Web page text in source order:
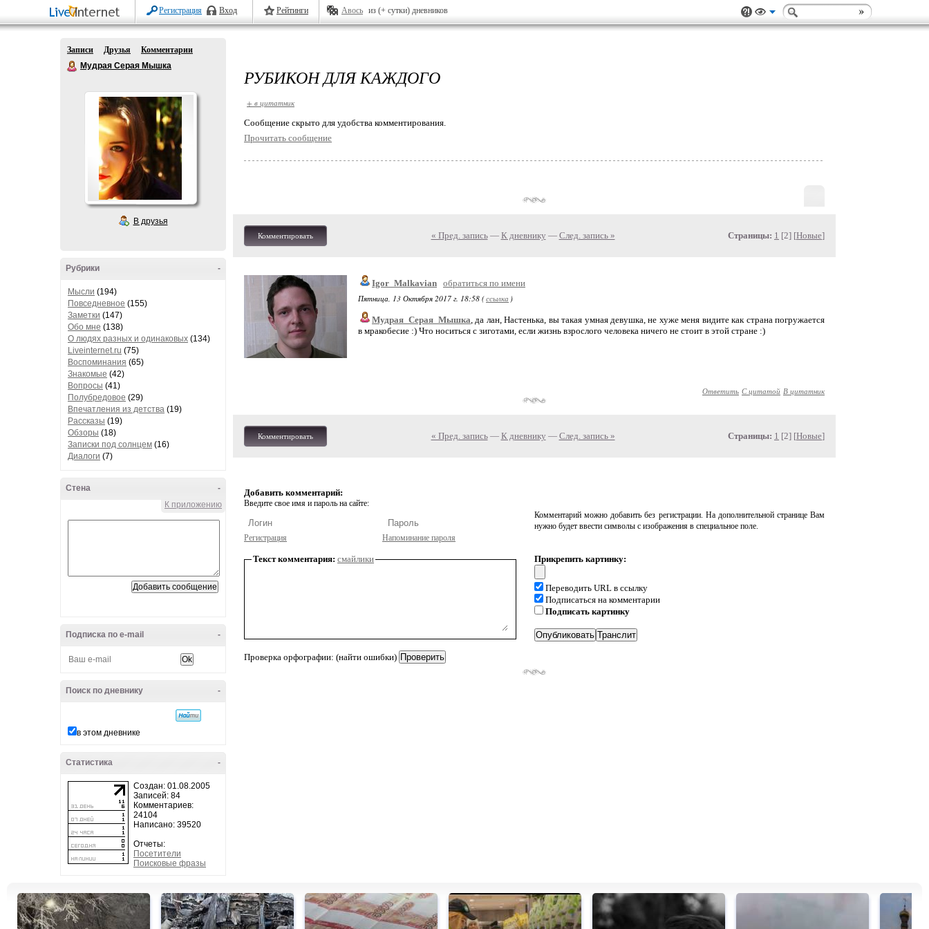
Регистрация Вход Рейтинги Авось из (+ сутки) дневников
Записи Друзья
Комментарии
Мудрая Серая Мышка
В друзья
-
Рубрики
Мысли (194)
Повседневное (155)
Заметки (147)
Обо мне (138)
О людях разных и одинаковых (134)
Liveinternet.ru (75)
Воспоминания (65)
Знакомые (42)
Вопросы (41)
Полубредовое (29)
Впечатления из детства (19)
Рассказы (19)
Обзоры (18)
Записки под солнцем (16)
Диалоги (7)
-
Стена
К приложению
-
Подписка по e-mail
-
Поиск по дневнику
в этом дневнике
-
Статистика
Создан: 01.08.2005
Записей: 84
Комментариев:
24104
Написано: 39520
Отчеты:
Посетители
Поисковые фразы
РУБИКОН ДЛЯ КАЖДОГО
+ в цитатник
Cообщение скрыто для удобства комментирования.
Прочитать сообщение
Комментировать « Пред. запись— К дневнику — След. запись » Страницы: 1 [2] [Новые]
Igor_Malkavian обратиться по имени
Пятница, 13 Октября 2017 г. 18:58 (ссылка )
Мудрая_Серая_Мышка, да лан, Настенька, вы такая умная девушка, не хуже меня видите как страна погружается
в мракобесие :) Что носиться с зиготами, если жизнь взрослого человека ничего не стоит в этой стране :)
Ответить С цитатой В цитатник
Комментировать « Пред. запись— К дневнику — След. запись » Страницы: 1 [2] [Новые]
Добавить комментарий:
Введите свое имя и пароль на сайте:
Регистрация Напоминание пароля
Комментарий можно добавить без регистрации. На дополнительной странице Вам
нужно будет ввести символы с изображения в специальное поле.
Текст комментария: смайлики
Проверка орфографии: (найти ошибки)
Прикрепить картинку:
Переводить URL в ссылку
Подписаться на комментарии
Подписать картинку